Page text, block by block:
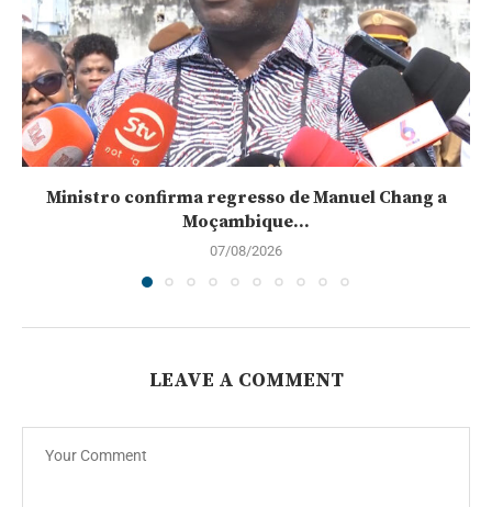
Ministro confirma regresso de Manuel Chang a
Moçambique...
07/08/2026
LEAVE A COMMENT